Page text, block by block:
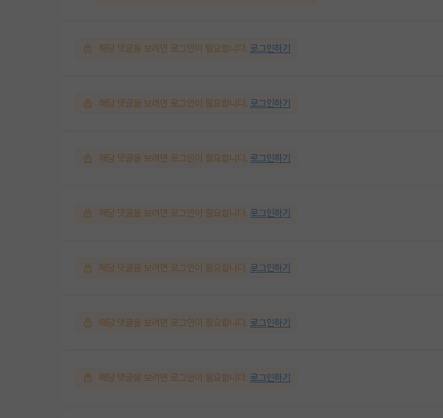
해당 댓글을 보려면 로그인이 필요합니다. 로그인하기
해당 댓글을 보려면 로그인이 필요합니다. 로그인하기
해당 댓글을 보려면 로그인이 필요합니다. 로그인하기
해당 댓글을 보려면 로그인이 필요합니다. 로그인하기
해당 댓글을 보려면 로그인이 필요합니다. 로그인하기
해당 댓글을 보려면 로그인이 필요합니다. 로그인하기
해당 댓글을 보려면 로그인이 필요합니다. 로그인하기